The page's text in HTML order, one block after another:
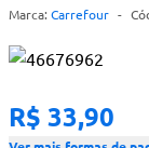
Marca: Carrefour -
R$ 33,90